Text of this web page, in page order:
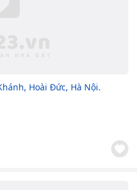
Hoài Đức, Hà Nội.